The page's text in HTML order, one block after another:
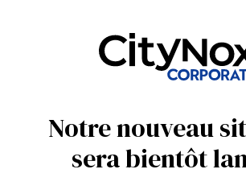
Notre nouveau
sera bientôt